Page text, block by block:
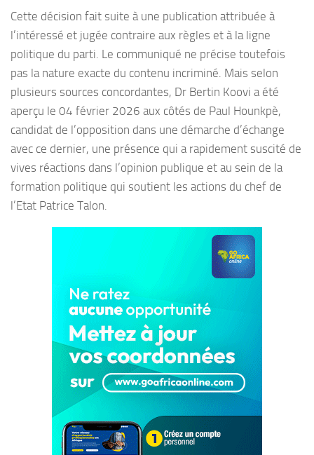
Cette décision fait suite à une publication attribuée à
l’intéressé et jugée contraire aux règles et à la ligne
politique du parti. Le communiqué ne précise toutefois
pas la nature exacte du contenu incriminé. Mais selon
plusieurs sources concordantes, Dr Bertin Koovi a été
aperçu le 04 février 2026 aux côtés de Paul Hounkpè,
candidat de l’opposition dans une démarche d’échange
avec ce dernier, une présence qui a rapidement suscité de
vives réactions dans l’opinion publique et au sein de la
formation politique qui soutient les actions du chef de
l’Etat Patrice Talon.